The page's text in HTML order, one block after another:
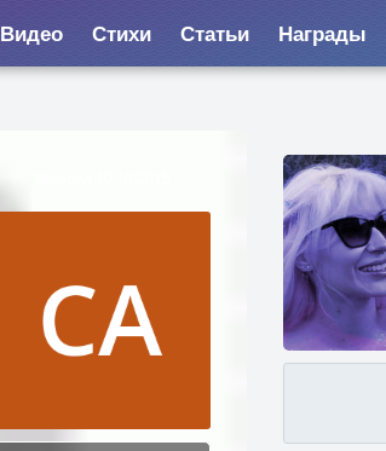
Видео Стихи Статьи Награды